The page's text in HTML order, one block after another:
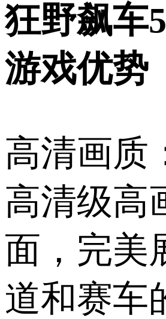
狂野飙车
游戏优势
高清画质
高清级高
面，完美
道和赛车